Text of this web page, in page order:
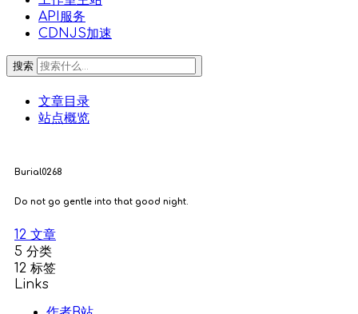
API服务
CDNJS加速
搜索
文章目录
站点概览
Burial0268
Do not go gentle into that good night.
12 文章
5 分类
12 标签
Links